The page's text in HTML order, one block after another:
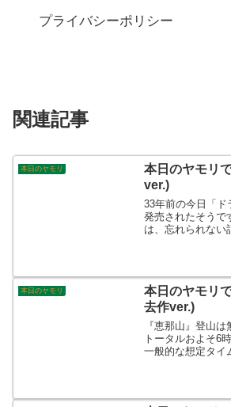
プライバシーポリシー
関連記事
本日のヤモリ
本日のヤモリ
ver.)
33年前の今日「
発売されたそうで
は、忘れられな
でしょうか？”遊
は参りましたね笑
本日のヤモリ
本日のヤモリ
去作ver.)
『恵那山』登山は
トータルおよそ6
一般的な想定タイ
しなかったのか
のアップをお楽し